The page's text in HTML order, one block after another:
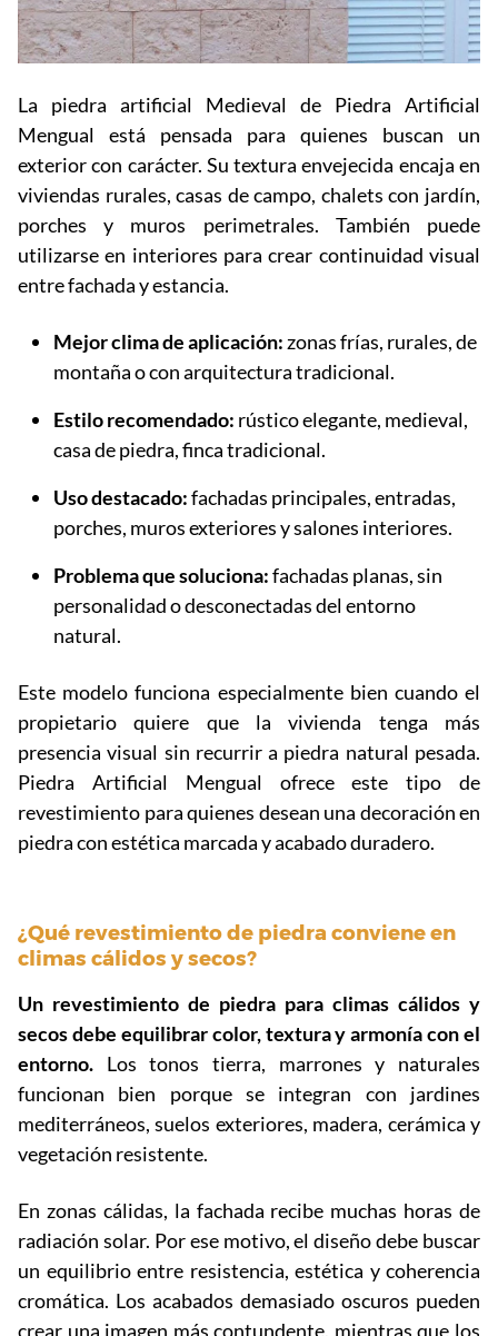
La piedra artificial Medieval de Piedra Artificial
Mengual está pensada para quienes buscan un
exterior con carácter. Su textura envejecida encaja en
viviendas rurales, casas de campo, chalets con jardín,
porches y muros perimetrales. También puede
utilizarse en interiores para crear continuidad visual
entre fachada y estancia.
Mejor clima de aplicación:zonas frías, rurales, de
montaña o con arquitectura tradicional.
Estilo recomendado: rústico elegante, medieval,
casa de piedra, finca tradicional.
Uso destacado:fachadas principales, entradas,
porches, muros exteriores y salones interiores.
Problema que soluciona:fachadas planas, sin
personalidad o desconectadas del entorno
natural.
Este modelo funciona especialmente bien cuando el
propietario quiere que la vivienda tenga más
presencia visual sin recurrir a piedra natural pesada.
Piedra Artificial Mengual ofrece este tipo de
revestimiento para quienes desean una decoración en
piedra con estética marcada y acabado duradero.
¿Qué revestimiento de piedra conviene en
climas cálidos y secos?
Un revestimiento de piedra para climas cálidos y
secos debe equilibrar color, textura y armonía con el
entorno. Los tonos tierra, marrones y naturales
funcionan bien porque se integran con jardines
mediterráneos, suelos exteriores, madera, cerámica y
vegetación resistente.
En zonas cálidas, la fachada recibe muchas horas de
radiación solar. Por ese motivo, el diseño debe buscar
un equilibrio entre resistencia, estética y coherencia
cromática. Los acabados demasiado oscuros pueden
crear una imagen más contundente, mientras que los